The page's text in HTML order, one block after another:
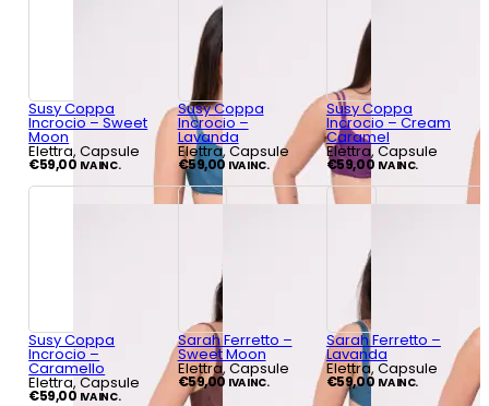
Susy Coppa
Incrocio – Sweet
Moon
Elettra, Capsule
€59,00 IVA INC.
Susy Coppa
Incrocio –
Lavanda
Elettra, Capsule
€59,00 IVA INC.
Susy Coppa
Incrocio – Cream
Caramel
Elettra, Capsule
€59,00 IVA INC.
Susy Coppa
Incrocio –
Caramello
Elettra, Capsule
€59,00 IVA INC.
Sarah Ferretto –
Sweet Moon
Elettra, Capsule
€59,00 IVA INC.
Sarah Ferretto –
Lavanda
Elettra, Capsule
€59,00 IVA INC.